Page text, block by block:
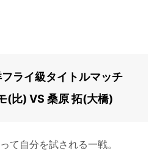
ライ級タイトルマッチ
(比) VS 桑原 拓(大橋)
て自分を試される一戦。